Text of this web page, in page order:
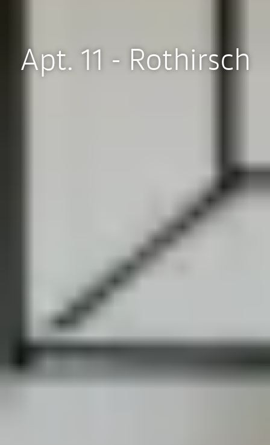
Apt. 11 - Rothirsch